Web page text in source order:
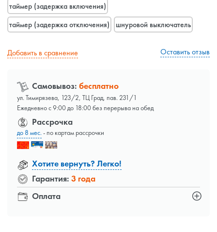
таймер (задержка включения)
таймер (задержка отключения)
шнуровой выключатель
Добавить в сравнение Оставить отзыв
Самовывоз: бесплатно
ул. Тимирязева, 123/2, ТЦ Град, пав. 231/1
Ежедневно с 9:00 до 18:00 без перерыва на обед
Оплата
Рассрочка
до 8 мес.- по картам рассрочки
Хотите вернуть? Легко!
Гарантия: 3 года